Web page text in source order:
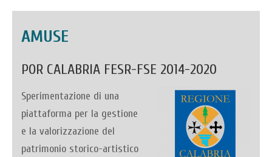
AMUSE
POR CALABRIA FESR-FSE 2014-2020
Sperimentazione di una
piattaforma per la gestione
e la valorizzazione del
patrimonio storico-artistico